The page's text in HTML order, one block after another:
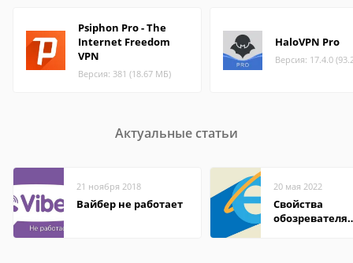
Psiphon Pro - The
Internet Freedom
VPN
Версия: 381 (18.67 МБ)
HaloVPN Pro
Версия: 17.4.0
Актуальные статьи
21 ноября 2018
Вайбер не работает
20 мая 2022
Свойства
обозревателя